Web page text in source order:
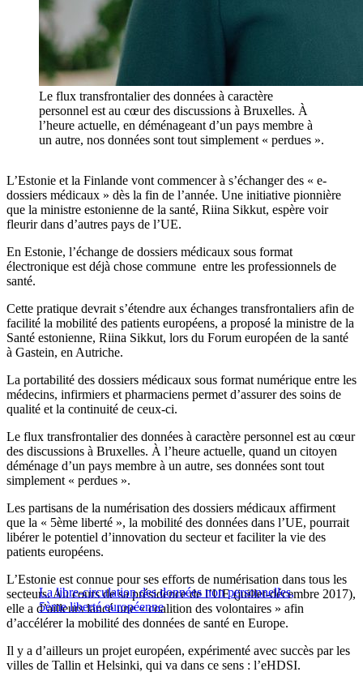
Le flux transfrontalier des données à caractère
personnel est au cœur des discussions à Bruxelles. À
l’heure actuelle, en déménageant d’un pays membre à
un autre, nos données sont tout simplement « perdues ».
L’Estonie et la Finlande vont commencer à s’échanger des « e-
dossiers médicaux » dès la fin de l’année. Une initiative pionnière
que la ministre estonienne de la santé, Riina Sikkut, espère voir
fleurir dans d’autres pays de l’UE.
En Estonie, l’échange de dossiers médicaux sous format
électronique est déjà chose commune entre les professionnels de
santé.
Cette pratique devrait s’étendre aux échanges transfrontaliers afin de
facilité la mobilité des patients européens, a proposé la ministre de la
Santé estonienne, Riina Sikkut, lors du Forum européen de la santé
à Gastein, en Autriche.
La portabilité des dossiers médicaux sous format numérique entre les
médecins, infirmiers et pharmaciens permet d’assurer des soins de
qualité et la continuité de ceux-ci.
Le flux transfrontalier des données à caractère personnel est au cœur
des discussions à Bruxelles. À l’heure actuelle, quand un citoyen
déménage d’un pays membre à un autre, ses données sont tout
simplement « perdues ».
Les partisans de la numérisation des dossiers médicaux affirment
que la « 5ème liberté », la mobilité des données dans l’UE, pourrait
libérer le potentiel d’innovation du secteur et faciliter la vie des
patients européens.
La libre-circulation des données non personnelles,
5ème liberté européenne
L’Estonie est connue pour ses efforts de numérisation dans tous les
secteurs. Au cours de sa présidence de l’UE (juillet-décembre 2017),
elle a d’ailleurs lancé une « coalition des volontaires » afin
d’accélérer la mobilité des données de santé en Europe.
Il y a d’ailleurs un projet européen, expérimenté avec succès par les
villes de Tallin et Helsinki, qui va dans ce sens : l’eHDSI.